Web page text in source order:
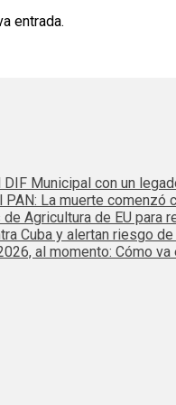
entrada.
Municipal con un
La muerte comenzó
Agricultura de EU para
Cuba y alertan riesgo
al momento: Cómo